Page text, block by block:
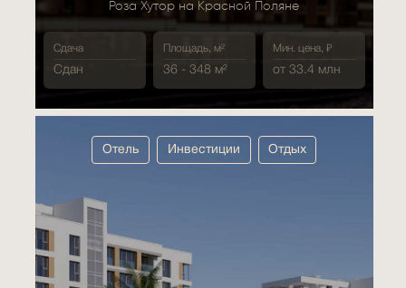
Отдых
Инвестиции
Отель
от 33.4 млн
Мин. цена, ₽
36 - 348 м²
Площадь, м²
Сдан
Сдача
Роза Хутор на Красной Поляне